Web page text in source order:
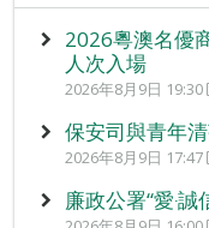
2026粵澳名優
人次入場
2026年8月9日 19:30
保安司與青年
2026年8月9日 17:47
廉政公署“愛‧